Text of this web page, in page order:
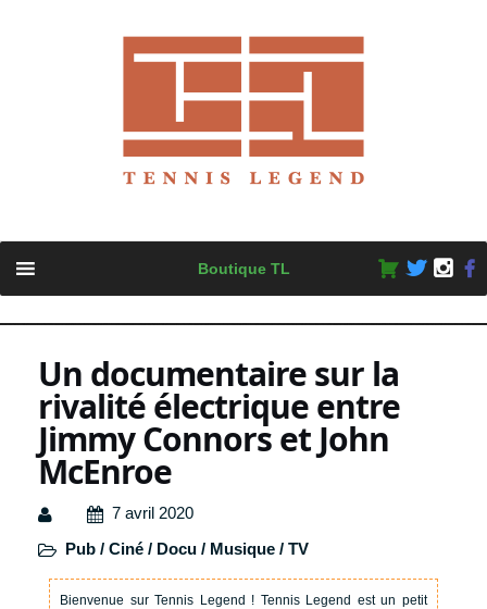
content
Boutique TL
Un documentaire sur la
rivalité électrique entre
Jimmy Connors et John
McEnroe
7 avril 2020
Pub / Ciné / Docu / Musique / TV
Bienvenue sur Tennis Legend ! Tennis Legend est un petit